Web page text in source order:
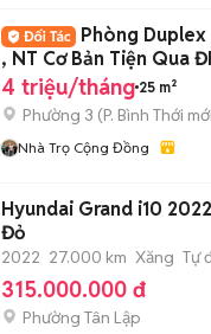
Phòng Duplex
, NT Cơ Bản Tiện Qua
, VHU
4 triệu/tháng 25 m²
Phường 3 (P. Bình Thới
Nhà Trọ Cộng Đồng
Hyundai Grand i10
Đỏ
2022 27.000 km Xăng Tự
315.000.000 đ
Phường Tân Lập